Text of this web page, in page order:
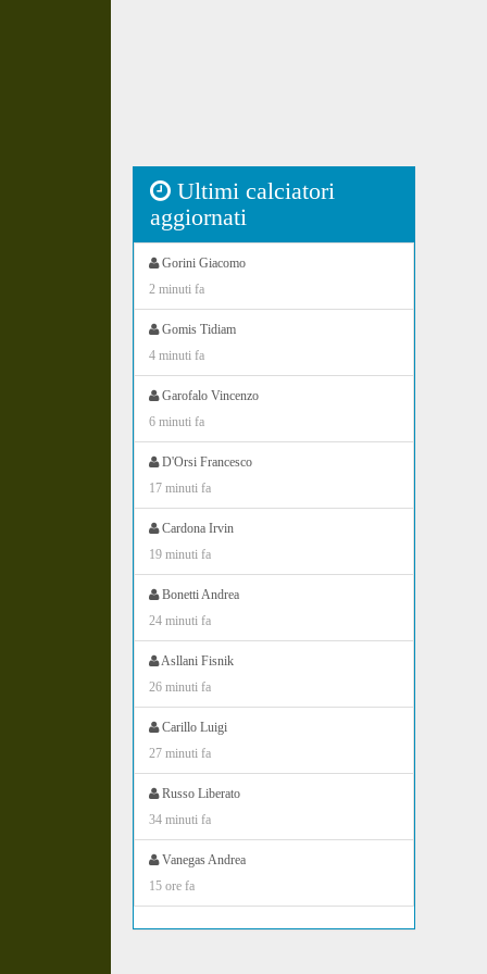
Ultimi calciatori
aggiornati
Gorini Giacomo
2 minuti fa
Gomis Tidiam
4 minuti fa
Garofalo Vincenzo
6 minuti fa
D'Orsi Francesco
17 minuti fa
Cardona Irvin
19 minuti fa
Bonetti Andrea
24 minuti fa
Asllani Fisnik
26 minuti fa
Carillo Luigi
27 minuti fa
Russo Liberato
34 minuti fa
Vanegas Andrea
15 ore fa